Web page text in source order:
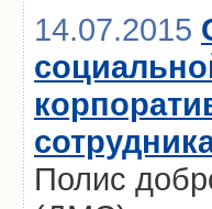
14.07.2015
Полис